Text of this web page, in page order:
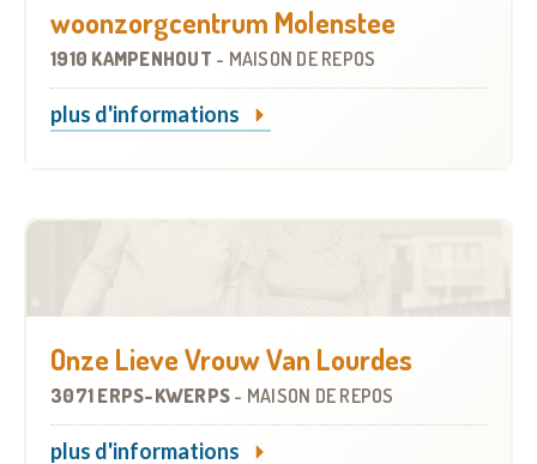
woonzorgcentrum Molenstee
1910 KAMPENHOUT - MAISON DE REPOS
plus d'informations
Onze Lieve Vrouw Van Lourdes
3071 ERPS-KWERPS - MAISON DE REPOS
plus d'informations